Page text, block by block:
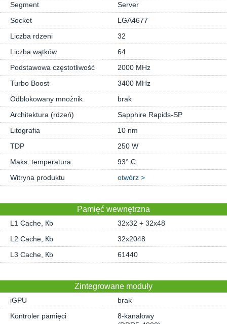
Segment
Server
Socket
LGA4677
Liczba rdzeni
32
Liczba wątków
64
Podstawowa częstotliwość
2000 MHz
Turbo Boost
3400 MHz
Odblokowany mnożnik
brak
Architektura (rdzeń)
Sapphire Rapids-SP
Litografia
10 nm
TDP
250 W
Maks. temperatura
93° C
Witryna produktu
otwórz >
Pamięć wewnętrzna
L1 Cache, Кb
32x32 + 32x48
L2 Cache, Кb
32x2048
L3 Cache, Кb
61440
Zintegrowane moduły
iGPU
brak
Kontroler pamięci
8-kanałowy